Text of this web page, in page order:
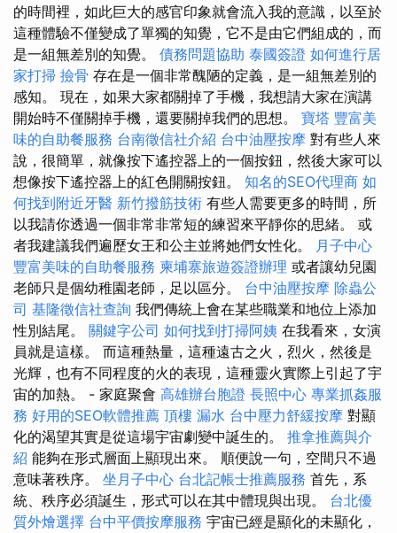
的時間裡，如此巨大的感官印象就會流入我的意識，以至於
這種體驗不僅變成了單獨的知覺，它不是由它們組成的，而
是一組無差別的知覺。 債務問題協助 泰國簽證 如何進行居
家打掃 撿骨 存在是一個非常醜陋的定義，是一組無差別的
感知。 現在，如果大家都關掉了手機，我想請大家在演講
開始時不僅關掉手機，還要關掉我們的思想。 寶塔 豐富美
味的自助餐服務 台南徵信社介紹 台中油壓按摩 對有些人來
說，很簡單，就像按下遙控器上的一個按鈕，然後大家可以
想像按下遙控器上的紅色開關按鈕。 知名的SEO代理商 如
何找到附近牙醫 新竹撥筋技術 有些人需要更多的時間，所
以我請你透過一個非常非常短的練習來平靜你的思緒。 或
者我建議我們遍歷女王和公主並將她們女性化。 月子中心
豐富美味的自助餐服務 柬埔寨旅遊簽證辦理 或者讓幼兒園
老師只是個幼稚園老師，足以區分。 台中油壓按摩 除蟲公
司 基隆徵信社查詢 我們傳統上會在某些職業和地位上添加
性別結尾。 關鍵字公司 如何找到打掃阿姨 在我看來，女演
員就是這樣。 而這種熱量，這種遠古之火，烈火，然後是
光輝，也有不同程度的火的表現，這種靈火實際上引起了宇
宙的加熱。 - 家庭聚會 高雄辦台胞證 長照中心 專業抓姦服
務 好用的SEO軟體推薦 頂樓 漏水 台中壓力舒緩按摩 對顯
化的渴望其實是從這場宇宙劇變中誕生的。 推拿推薦與介
紹 能夠在形式層面上顯現出來。 順便說一句，空間只不過
意味著秩序。 坐月子中心 台北記帳士推薦服務 首先，系
統、秩序必須誕生，形式可以在其中體現與出現。 台北優
質外燴選擇 台中平價按摩服務 宇宙已經是顯化的未顯化，